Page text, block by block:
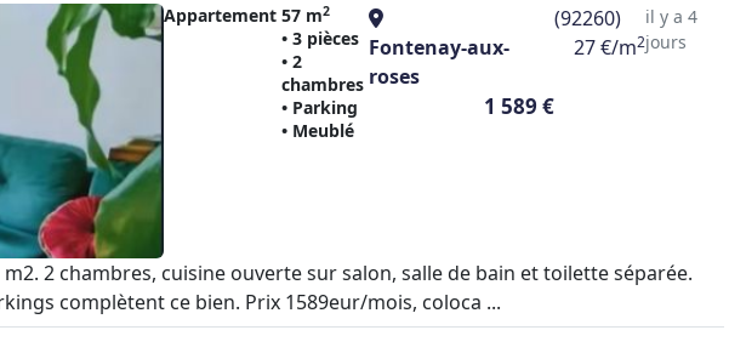
Appartement 57 m2
• 3 pièces
• 2
chambres
• Parking
• Meublé
Fontenay-aux-
roses
1 589 €
(92260)
27 €/m2
il y a 4
jours
2 chambres, cuisine ouverte sur salon, salle de bain et toilette séparée.
complètent ce bien. Prix 1589eur/mois, coloca ...